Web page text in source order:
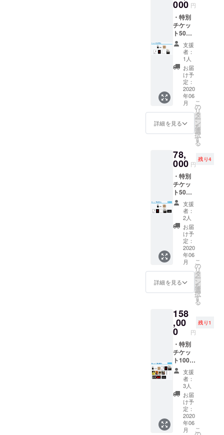
督作品
『真夜
中の昼
下が
り』
DVD ・
榎本桜
監督:主
演作品
『宝物
の抱き
かた』
DVD ※
画像は
イメー
ジで
場合が
ござい
ます。
000 円
・特別
チケッ
ト50枚
・映画
『いつ
くしみ
ふか
き』オ
リジナ
ルコー
スター
・大山
監督作
品『ほ
るも
ん』
大山監
督作品
『真夜
中の昼
下が
り』
DVD ・
榎本桜
監督主
演作品
『宝物
の抱き
かた』
DVD ・
ポス
ター ※
画像は
際とは
異なる
場合が
ござい
ます。
支援
者：
1人
お届
け予
定：
2020
年06
月
詳細を見る
こ
の
リ
タ
ー
ン
を
選
択
す
る
78,
000 円
残り4
・特別
チケッ
ト50枚
・映画
『いつ
くしみ
ふか
き』オ
リジナ
ルコー
スター
・大山
監督作
品『ほ
るも
ん』
大山監
督作品
『真夜
中の昼
下が
り』
DVD ・
榎本桜
監督主
演作品
『宝物
の抱き
かた』
DVD ・
ポス
ター ・
支援
者：
2人
お届
け予
定：
2020
年06
月
詳細を見る
こ
の
リ
タ
ー
ン
を
選
択
す
る
158
,00
0 円
残り1
・特別
チケッ
ト100枚
・映画
『いつ
くしみ
ふか
き』オ
リジナ
ルコー
スター
・大山
支援
者：
3人
お届
け予
定：
2020
年06
月
こ